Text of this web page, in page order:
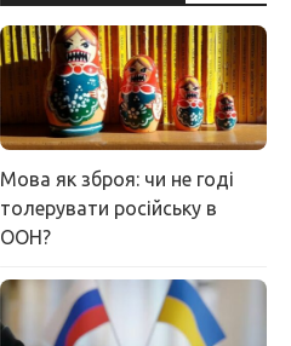
Мова як зброя: чи не годі
толерувати російську в
ООН?